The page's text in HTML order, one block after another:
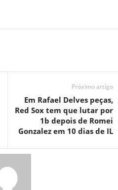
Próximo artigo
Em Rafael Delves peças,
Red Sox tem que lutar por
1b depois de Romei
Gonzalez em 10 dias de IL